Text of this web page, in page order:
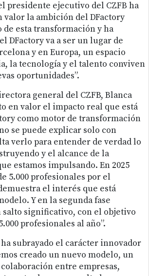
presidente ejecutivo del CZFB ha
valor la ambición del DFactory
esta transformación y ha
DFactory va a ser un lugar de
y en Europa, un espacio
la tecnología y el talento conviven
oportunidades”.
general del CZFB, Blanca
en valor el impacto real que está
como motor de transformación
se puede explicar solo con
verlo para entender de verdad lo
y el alcance de la
estamos impulsando. En 2025
5.000 profesionales por el
el interés que está
Y en la segunda fase
salto significativo, con el objetivo
profesionales al año”.
subrayado el carácter innovador
creado un nuevo modelo, un
entre empresas,